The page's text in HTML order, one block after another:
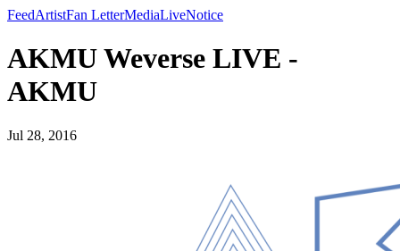
FeedArtistFan LetterMediaLiveNotice
AKMU Weverse LIVE -
AKMU
Jul 28, 2016